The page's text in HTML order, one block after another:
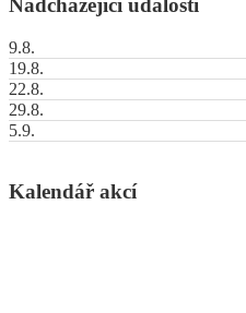
Nadcházející události
9.8.
19.8.
22.8.
29.8.
5.9.
Kalendář akcí